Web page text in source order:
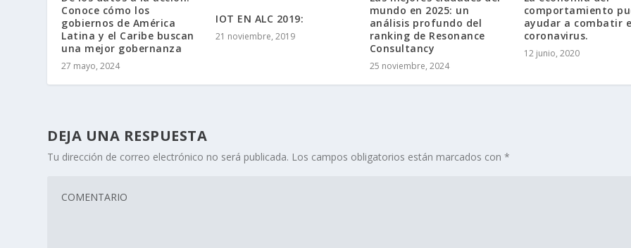
Conoce cómo los
gobiernos de América
Latina y el Caribe buscan
una mejor gobernanza
27 mayo, 2024
IOT EN ALC 2019:
21 noviembre, 2019
mundo en 2025: un
análisis profundo del
ranking de Resonance
Consultancy
25 noviembre, 2024
comportamiento
ayudar a combatir
coronavirus.
12 junio, 2020
DEJA UNA RESPUESTA
Tu dirección de correo electrónico no será publicada. Los campos obligatorios están marcados con*